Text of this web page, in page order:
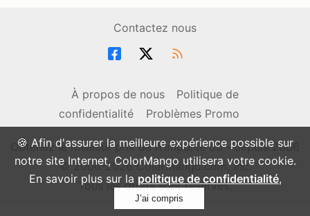
🍪 Afin d'assurer la meilleure expérience possible sur
notre site Internet, ColorMango utilisera votre cookie.
En savoir plus sur la politique de confidentialité,
J’ai compris
Contactez nous
À propos de nous
Politique de
confidentialité
Problèmes Promo
Obtenez le meilleur prix de n'importe où - depuis 2006
© 2006-2026 ColorMango.com, Inc.
Tous les droits sont réservés.